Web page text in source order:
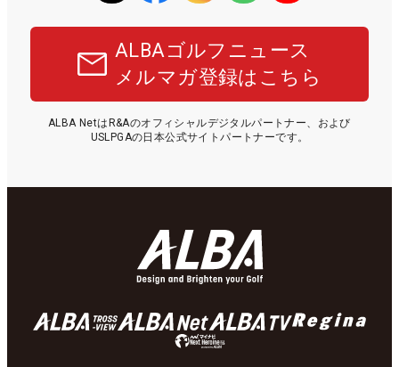
ALBAゴルフニュース
メルマガ登録はこちら
ALBA NetはR&Aのオフィシャルデジタルパートナー、および
USLPGAの日本公式サイトパートナーです。